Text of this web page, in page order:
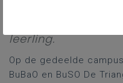
leerling.
Op de gedeelde
BuBaO en BuSO De